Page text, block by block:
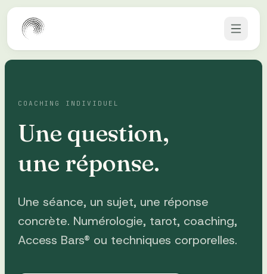
Aller au contenu
COACHING INDIVIDUEL
Une question,
une réponse.
Une séance, un sujet, une réponse
concrète. Numérologie, tarot, coaching,
Access Bars® ou techniques corporelles.